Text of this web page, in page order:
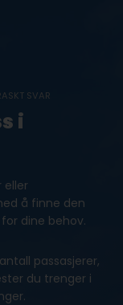
SVAR
i
eller
å finne den
dine behov.
passasjerer,
du trenger i